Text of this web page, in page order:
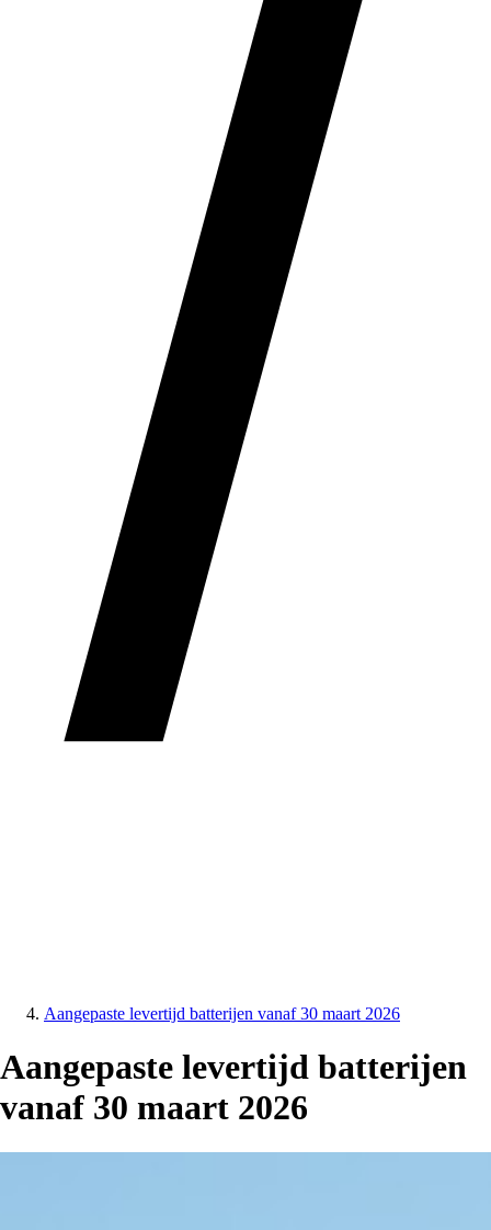
Aangepaste levertijd batterijen vanaf 30 maart 2026
Aangepaste levertijd batterijen
vanaf 30 maart 2026